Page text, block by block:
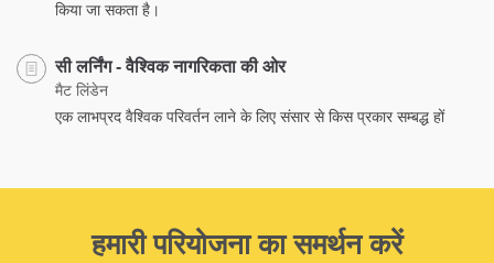
किया जा सकता है।
सी लर्निंग - वैश्विक नागरिकता की ओर
मैट लिंडेन
एक लाभप्रद वैश्विक परिवर्तन लाने के लिए संसार से किस प्रकार सम्बद्ध हों
हमारी परियोजना का समर्थन करें